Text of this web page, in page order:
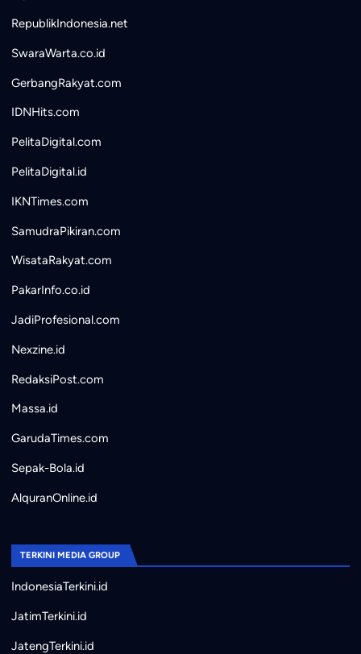
RepublikIndonesia.net
SwaraWarta.co.id
GerbangRakyat.com
IDNHits.com
PelitaDigital.com
PelitaDigital.id
IKNTimes.com
SamudraPikiran.com
WisataRakyat.com
PakarInfo.co.id
JadiProfesional.com
Nexzine.id
RedaksiPost.com
Massa.id
GarudaTimes.com
Sepak-Bola.id
AlquranOnline.id
TERKINI MEDIA GROUP
IndonesiaTerkini.id
JatimTerkini.id
JatengTerkini.id